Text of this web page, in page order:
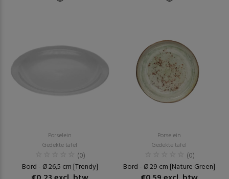
Porselein
Gedekte tafel
(0)
Bord - Ø 26,5 cm [Trendy]
Porselein
Gedekte tafel
(0)
Bord - Ø 29 cm [Nature Green]